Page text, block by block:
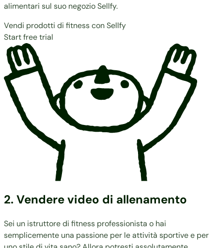
alimentari sul suo negozio Sellfy.
Vendi prodotti di fitness con Sellfy
Start free trial
2. Vendere video di allenamento
Sei un istruttore di fitness professionista o hai
semplicemente una passione per le attività sportive e per